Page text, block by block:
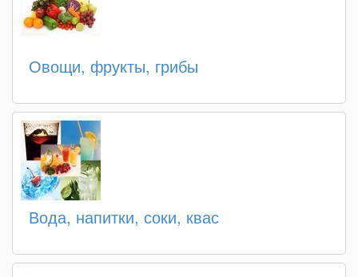
Овощи, фрукты, грибы
Вода, напитки, соки, квас